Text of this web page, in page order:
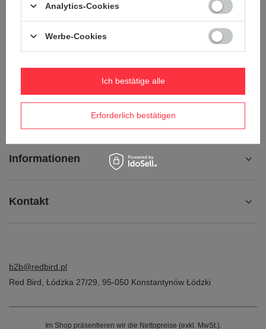
Ich möchte die Ware reklamieren
Ich möchte vom Vertrag zurücktreten
Ich möchte die Ware umtauschen
Kontakt
Informationen
Kontakt
b2b@redbird.pl
Red Bird Łódzka 27/29 95-050 Konstantynów Łódzki
Im Shop präsentieren wir die Nettopreise (exkl. MwSt.).
Analytics-Cookies
Werbe-Cookies
Erforderlich bestätigen
Ich bestätige alle